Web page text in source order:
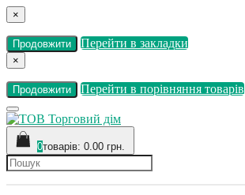
×
Продовжити Перейти в закладки
×
Продовжити Перейти в порівняння товарів
0товарів: 0.00 грн.